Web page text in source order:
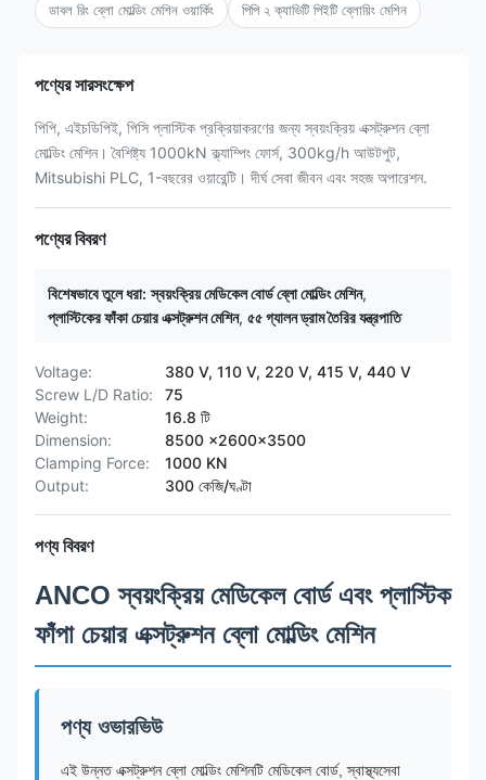
ডাবল রিং ব্লো মোল্ডিং মেশিন ওয়ার্কিং পিপি ২ ক্যাভিটি পিইটি ব্লোয়িং মেশিন
পণ্যের সারসংক্ষেপ
পিপি, এইচডিপিই, পিসি প্লাস্টিক প্রক্রিয়াকরণের জন্য স্বয়ংক্রিয় এক্সট্রুশন ব্লো
মোল্ডিং মেশিন। বৈশিষ্ট্য 1000kN ক্ল্যাম্পিং ফোর্স, 300kg/h আউটপুট,
Mitsubishi PLC, 1-বছরের ওয়ারেন্টি। দীর্ঘ সেবা জীবন এবং সহজ অপারেশন.
পণ্যের বিবরণ
বিশেষভাবে তুলে ধরা: স্বয়ংক্রিয় মেডিকেল বোর্ড ব্লো মোল্ডিং মেশিন,
প্লাস্টিকের ফাঁকা চেয়ার এক্সট্রুশন মেশিন, ৫৫ গ্যালন ড্রাম তৈরির যন্ত্রপাতি
Voltage:
380 V, 110 V, 220 V, 415 V, 440 V
Screw L/D Ratio:
75
Weight:
16.8 টি
Dimension:
8500 x2600x3500
Clamping Force:
1000 KN
Output:
300 কেজি/ঘণ্টা
পণ্য বিবরণ
ANCO স্বয়ংক্রিয় মেডিকেল বোর্ড এবং প্লাস্টিক
ফাঁপা চেয়ার এক্সট্রুশন ব্লো মোল্ডিং মেশিন
পণ্য ওভারভিউ
এই উন্নত এক্সট্রুশন ব্লো মোল্ডিং মেশিনটি মেডিকেল বোর্ড, স্বাস্থ্যসেবা